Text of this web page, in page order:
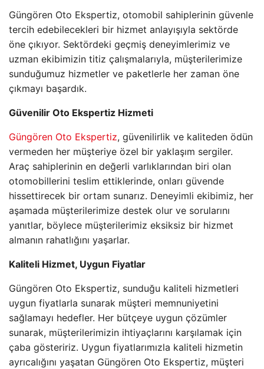
Güngören Oto Ekspertiz, otomobil sahiplerinin güvenle
tercih edebilecekleri bir hizmet anlayışıyla sektörde
öne çıkıyor. Sektördeki geçmiş deneyimlerimiz ve
uzman ekibimizin titiz çalışmalarıyla, müşterilerimize
sunduğumuz hizmetler ve paketlerle her zaman öne
çıkmayı başardık.
Güvenilir Oto Ekspertiz Hizmeti
Güngören Oto Ekspertiz, güvenilirlik ve kaliteden ödün
vermeden her müşteriye özel bir yaklaşım sergiler.
Araç sahiplerinin en değerli varlıklarından biri olan
otomobillerini teslim ettiklerinde, onları güvende
hissettirecek bir ortam sunarız. Deneyimli ekibimiz, her
aşamada müşterilerimize destek olur ve sorularını
yanıtlar, böylece müşterilerimiz eksiksiz bir hizmet
almanın rahatlığını yaşarlar.
Kaliteli Hizmet, Uygun Fiyatlar
Güngören Oto Ekspertiz, sunduğu kaliteli hizmetleri
uygun fiyatlarla sunarak müşteri memnuniyetini
sağlamayı hedefler. Her bütçeye uygun çözümler
sunarak, müşterilerimizin ihtiyaçlarını karşılamak için
çaba gösteririz. Uygun fiyatlarımızla kaliteli hizmetin
ayrıcalığını yaşatan Güngören Oto Ekspertiz, müşteri